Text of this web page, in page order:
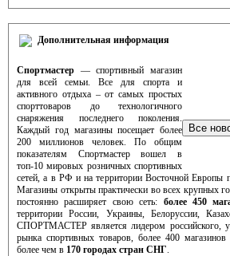
Дополнительная информация
Спортмастер — спортивный магазин
для всей семьи. Все для спорта и
активного отдыха – от самых простых
спорттоваров до технологичного
снаряжения последнего поколения.
Каждый год магазины посещает более
200 миллионов человек. По общим
показателям Спортмастер вошел в
топ-10 мировых розничных спортивных
сетей, а в РФ и на территории Восточной Европы
Магазины открыты практически во всех крупных
постоянно расширяет свою сеть: более 450
территории России, Украины, Белоруссии,
СПОРТМАСТЕР является лидером российского,
рынка спортивных товаров, более 400
более чем в 170 городах стран СНГ.